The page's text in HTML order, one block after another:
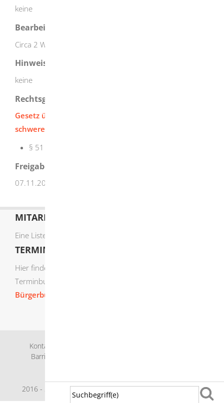
keine
Bearbeitungsdauer
Circa 2 Wochen
Hinweise
keine
Rechtsgrundlage
Gesetz über das Aufspüren von Gewinnen aus
schweren Straftaten (Geldwäschegesetz - GwG):
§ 51 Absatz 5b Aufsicht
Freigabevermerk
07.11.2025 Innenministerium Baden-Württemberg
MITARBEITERLISTE
Eine Liste der Mitarbeiter von A-Z finden Sie
TERMIN ONLINE BUCHEN
Hier finden Sie die verfügbaren Sachgebiete zur Online-
Terminbuchung:
Bürgerbüro Termine online buchen
Kontakt
Barrierefreiheit
2016 - 2026 © Herbrechtingen |powered byKomm.ONE